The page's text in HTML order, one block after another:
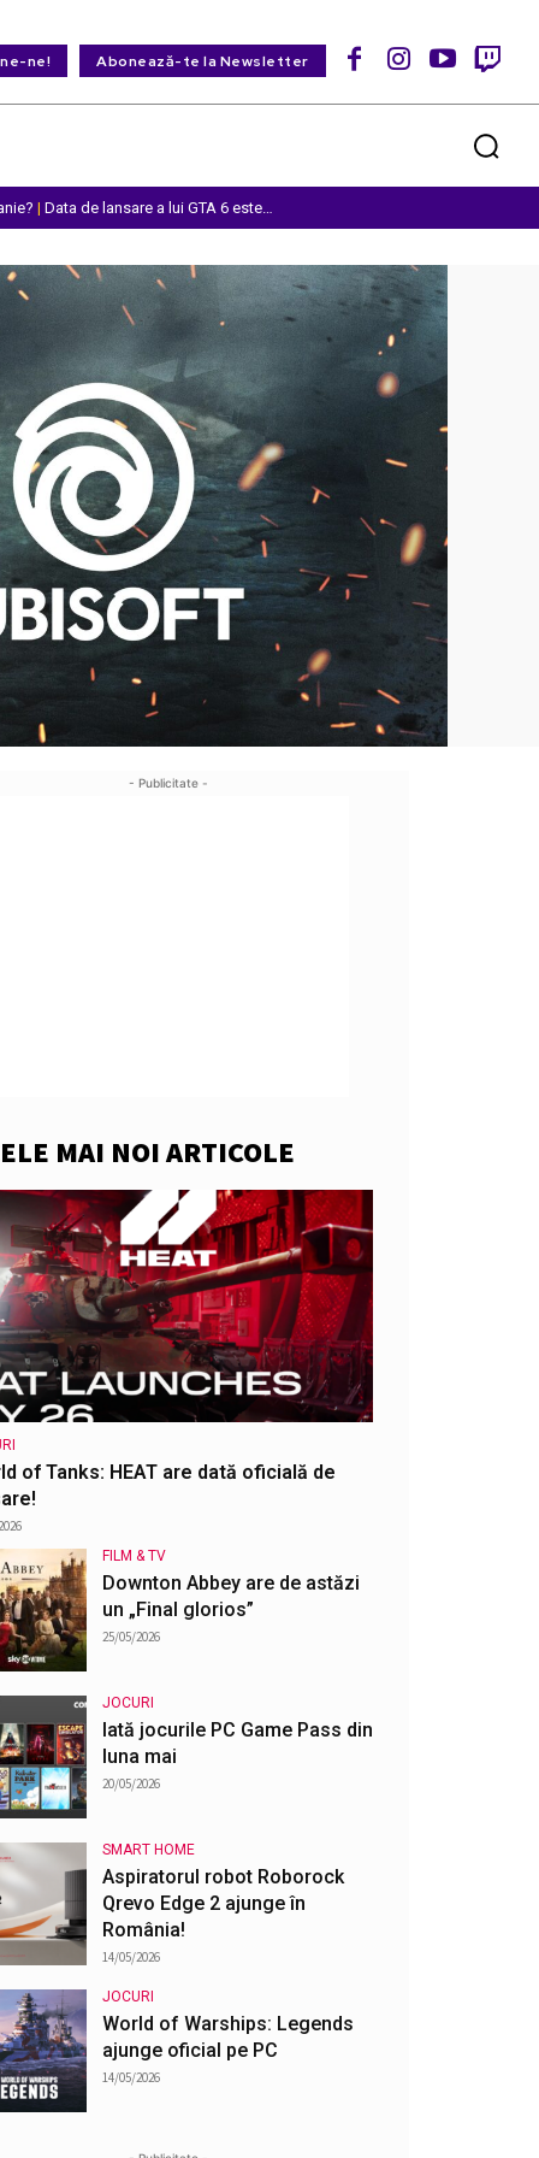
ne! Abonează-te la Newsletter
| Data de lansare a lui GTA 6 este…
- Publicitate -
MAI NOI ARTICOLE
of Tanks: HEAT are dată oficială de
FILM & TV
Downton Abbey are de astăzi
un „Final glorios”
25/05/2026
JOCURI
Iată jocurile PC Game Pass din
luna mai
20/05/2026
SMART HOME
Aspiratorul robot Roborock
Qrevo Edge 2 ajunge în
România!
14/05/2026
JOCURI
World of Warships: Legends
ajunge oficial pe PC
14/05/2026